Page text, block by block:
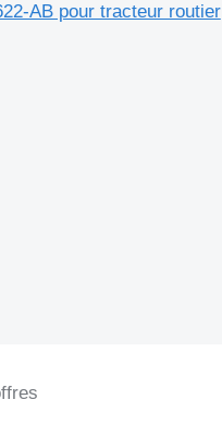
AB pour tracteur routier